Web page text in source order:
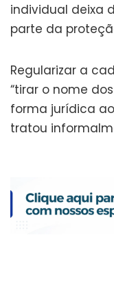
individual deixa
parte da
Regularizar a
“tirar o nome
forma jurídica
tratou